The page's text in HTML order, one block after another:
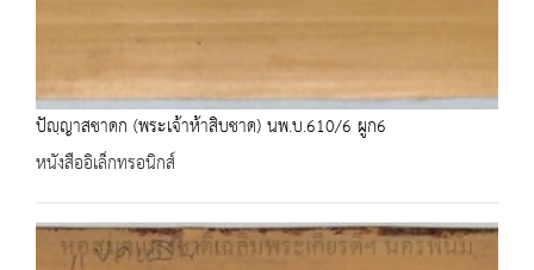
ปัญฺญาสชาดก (พระเจ้าห้าสิบชาด) นพ.บ.610/6 ผูก6
หนังสืออิเล็กทรอนิกส์